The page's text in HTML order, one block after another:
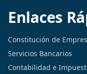
Enlaces
Constitución de
Servicios Bancarios
Contabilidad e